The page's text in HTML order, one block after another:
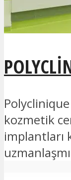
Polyclinique
kozmetik
implantları